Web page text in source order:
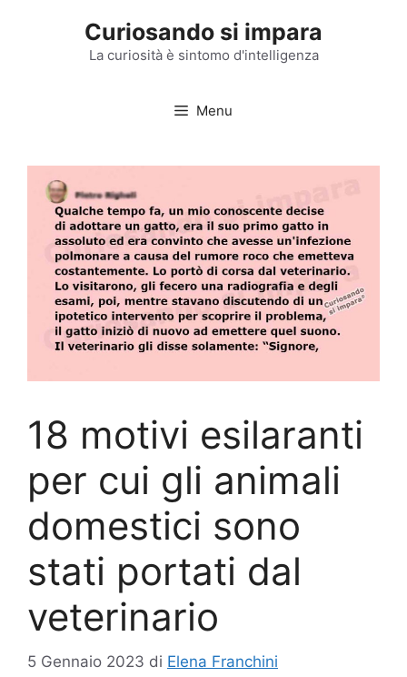
Curiosando si impara
La curiosità è sintomo d'intelligenza
Menu
18 motivi esilaranti
per cui gli animali
domestici sono
stati portati dal
veterinario
5 Gennaio 2023 di Elena Franchini